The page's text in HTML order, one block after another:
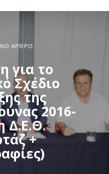
ΆΡΘΡΟ
για το
Σχέδιο
της
2016-
Δ.Ε.Θ.
+